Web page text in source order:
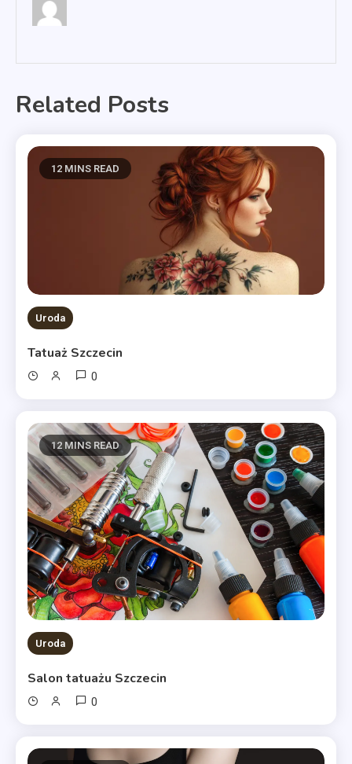
Related Posts
12 MINS READ
Uroda
Tatuaż Szczecin
0
12 MINS READ
Uroda
Salon tatuażu Szczecin
0